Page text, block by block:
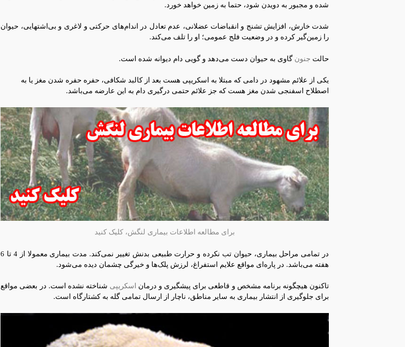
شده و مجبور به دویدن شود، حتما به زمین خواهد خورد.
شدت خارش، افزایش تشنج و انقباضات عضلانی، عدم تعادل در اندام‌های حرکتی و لاغری و بی‌اشتهایی، حیوان
را زمین‌گیر کرده و در وضعیت فلج عمومی؛ او را تلف می‌کند.
حالت جنون گاوی به حیوان دست می‌دهد و گویی دام دیوانه شده است.
یکی از علائم مشهود در دامی که مبتلا به اسکریپی هست بعد از کالبد شکافی، حفره حفره شدن مغز یا به
اصطلاح اسفنجی شدن مغز هست که جز علائم حتمی درگیری دام به این عارضه می‌باشد.
برای مطالعه اطلاعات بیماری لنگش، کلیک کنید
در تمامی مراحل بیماری، حیوان تب نکرده و حرارت طبیعی بدنش تغییر نمی‌کند. مدت بیماری معمولا از 4 تا 6
هفته می‌باشد. در پاره‌ای مواقع علایم استفراغ، لرزش پلک‌ها و خیرگی چشمان دیده می‌شود.
تاکنون هیچگونه برنامه مشخص و قاطعی برای پیشگیری و درمان اسکریپی شناخته نشده است. در بعضی مواقع
برای جلوگیری از انتشار بیماری به سایر مناطق، ناچار از ارسال تمامی گله به کشتارگاه است.